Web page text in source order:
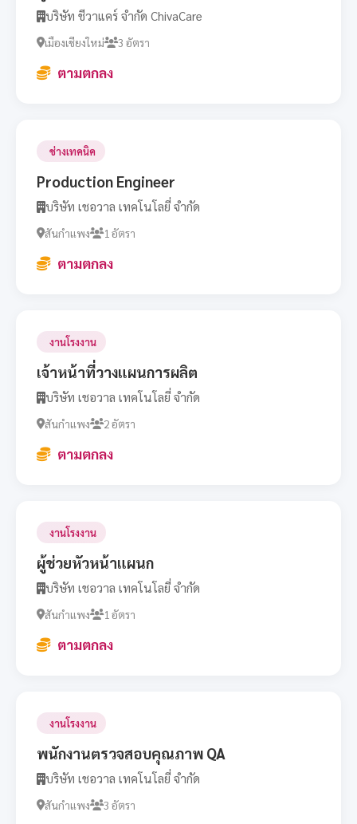
บริษัท ชีวาแคร์ จำกัด ChivaCare
เมืองเชียงใหม่ 3 อัตรา
ตามตกลง
ช่างเทคนิค
Production Engineer
บริษัท เชอวาล เทคโนโลยี่ จำกัด
สันกำแพง 1 อัตรา
ตามตกลง
งานโรงงาน
เจ้าหน้าที่วางแผนการผลิต
บริษัท เชอวาล เทคโนโลยี่ จำกัด
สันกำแพง 2 อัตรา
ตามตกลง
งานโรงงาน
ผู้ช่วยหัวหน้าแผนก
บริษัท เชอวาล เทคโนโลยี่ จำกัด
สันกำแพง 1 อัตรา
ตามตกลง
งานโรงงาน
พนักงานตรวจสอบคุณภาพ QA
บริษัท เชอวาล เทคโนโลยี่ จำกัด
สันกำแพง 3 อัตรา